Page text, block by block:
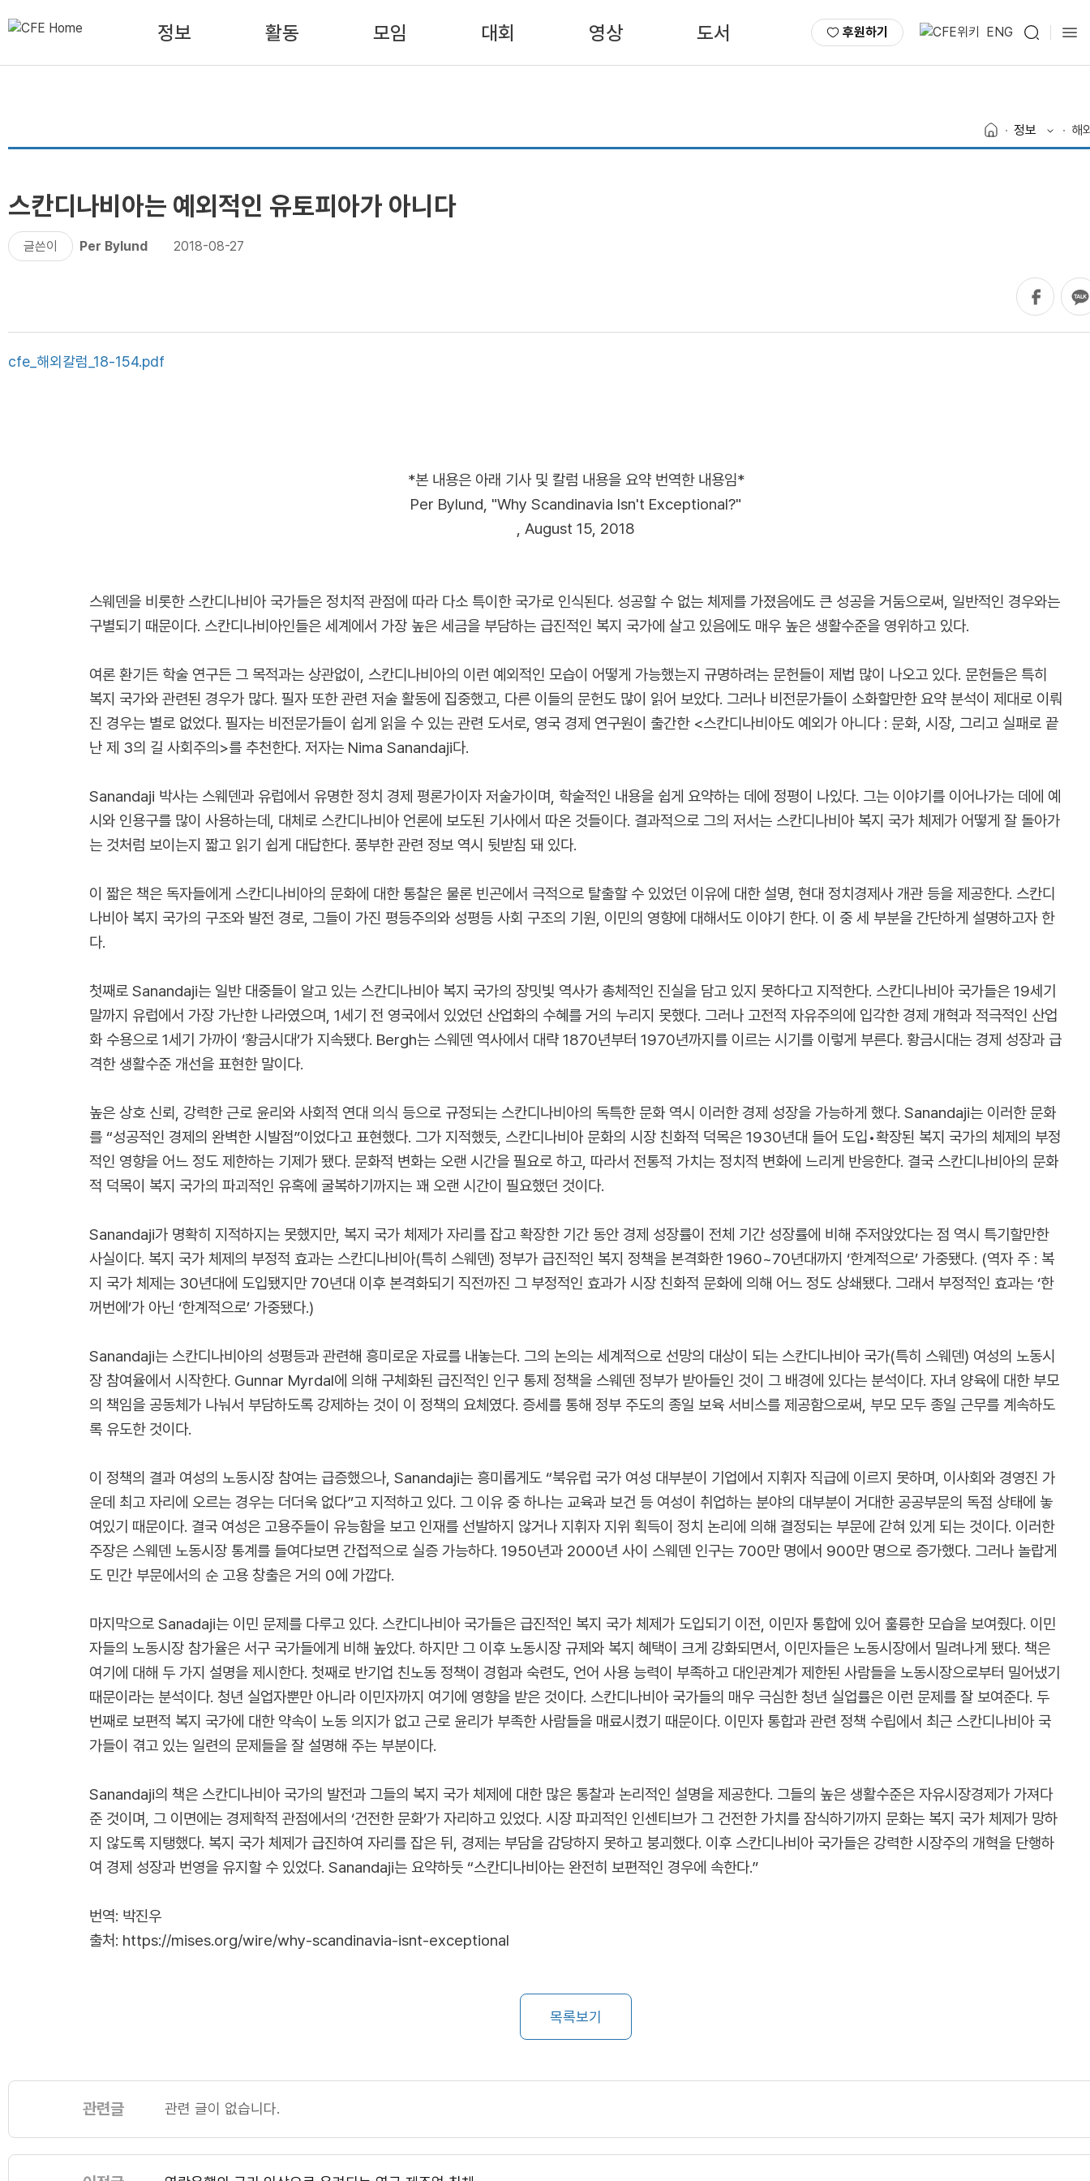
정보 활동 모임 대회 영상 도서 후원하기 ENG
정보 해
스칸디나비아는 예외적인 유토피아가 아니다
글쓴이 Per Bylund 2018-08-27
cfe_해외칼럼_18-154.pdf
*본 내용은 아래 기사 및 칼럼 내용을 요약 번역한 내용임*
Per Bylund, "Why Scandinavia Isn't Exceptional?"
, August 15, 2018
스웨덴을 비롯한 스칸디나비아 국가들은 정치적 관점에 따라 다소 특이한 국가로 인식된다. 성공할 수 없는 체제를 가졌음에도 큰 성공을 거둠으로써, 일반적인 경우와는
구별되기 때문이다. 스칸디나비아인들은 세계에서 가장 높은 세금을 부담하는 급진적인 복지 국가에 살고 있음에도 매우 높은 생활수준을 영위하고 있다.
여론 환기든 학술 연구든 그 목적과는 상관없이, 스칸디나비아의 이런 예외적인 모습이 어떻게 가능했는지 규명하려는 문헌들이 제법 많이 나오고 있다. 문헌들은 특히
복지 국가와 관련된 경우가 많다. 필자 또한 관련 저술 활동에 집중했고, 다른 이들의 문헌도 많이 읽어 보았다. 그러나 비전문가들이 소화할만한 요약 분석이 제대로 이뤄
진 경우는 별로 없었다. 필자는 비전문가들이 쉽게 읽을 수 있는 관련 도서로, 영국 경제 연구원이 출간한 <스칸디나비아도 예외가 아니다 : 문화, 시장, 그리고 실패로 끝
난 제 3의 길 사회주의>를 추천한다. 저자는 Nima Sanandaji다.
Sanandaji 박사는 스웨덴과 유럽에서 유명한 정치 경제 평론가이자 저술가이며, 학술적인 내용을 쉽게 요약하는 데에 정평이 나있다. 그는 이야기를 이어나가는 데에 예
시와 인용구를 많이 사용하는데, 대체로 스칸디나비아 언론에 보도된 기사에서 따온 것들이다. 결과적으로 그의 저서는 스칸디나비아 복지 국가 체제가 어떻게 잘 돌아가
는 것처럼 보이는지 짧고 읽기 쉽게 대답한다. 풍부한 관련 정보 역시 뒷받침 돼 있다.
이 짧은 책은 독자들에게 스칸디나비아의 문화에 대한 통찰은 물론 빈곤에서 극적으로 탈출할 수 있었던 이유에 대한 설명, 현대 정치경제사 개관 등을 제공한다. 스칸디
나비아 복지 국가의 구조와 발전 경로, 그들이 가진 평등주의와 성평등 사회 구조의 기원, 이민의 영향에 대해서도 이야기 한다. 이 중 세 부분을 간단하게 설명하고자 한
다.
첫째로 Sanandaji는 일반 대중들이 알고 있는 스칸디나비아 복지 국가의 장밋빛 역사가 총체적인 진실을 담고 있지 못하다고 지적한다. 스칸디나비아 국가들은 19세기
말까지 유럽에서 가장 가난한 나라였으며, 1세기 전 영국에서 있었던 산업화의 수혜를 거의 누리지 못했다. 그러나 고전적 자유주의에 입각한 경제 개혁과 적극적인 산업
화 수용으로 1세기 가까이 ‘황금시대’가 지속됐다. Bergh는 스웨덴 역사에서 대략 1870년부터 1970년까지를 이르는 시기를 이렇게 부른다. 황금시대는 경제 성장과 급
격한 생활수준 개선을 표현한 말이다.
높은 상호 신뢰, 강력한 근로 윤리와 사회적 연대 의식 등으로 규정되는 스칸디나비아의 독특한 문화 역시 이러한 경제 성장을 가능하게 했다. Sanandaji는 이러한 문화
를 “성공적인 경제의 완벽한 시발점”이었다고 표현했다. 그가 지적했듯, 스칸디나비아 문화의 시장 친화적 덕목은 1930년대 들어 도입•확장된 복지 국가의 체제의 부정
적인 영향을 어느 정도 제한하는 기제가 됐다. 문화적 변화는 오랜 시간을 필요로 하고, 따라서 전통적 가치는 정치적 변화에 느리게 반응한다. 결국 스칸디나비아의 문화
적 덕목이 복지 국가의 파괴적인 유혹에 굴복하기까지는 꽤 오랜 시간이 필요했던 것이다.
Sanandaji가 명확히 지적하지는 못했지만, 복지 국가 체제가 자리를 잡고 확장한 기간 동안 경제 성장률이 전체 기간 성장률에 비해 주저앉았다는 점 역시 특기할만한
사실이다. 복지 국가 체제의 부정적 효과는 스칸디나비아(특히 스웨덴) 정부가 급진적인 복지 정책을 본격화한 1960~70년대까지 ‘한계적으로’ 가중됐다. (역자 주 : 복
지 국가 체제는 30년대에 도입됐지만 70년대 이후 본격화되기 직전까진 그 부정적인 효과가 시장 친화적 문화에 의해 어느 정도 상쇄됐다. 그래서 부정적인 효과는 ‘한
꺼번에’가 아닌 ‘한계적으로’ 가중됐다.)
Sanandaji는 스칸디나비아의 성평등과 관련해 흥미로운 자료를 내놓는다. 그의 논의는 세계적으로 선망의 대상이 되는 스칸디나비아 국가(특히 스웨덴) 여성의 노동시
장 참여율에서 시작한다. Gunnar Myrdal에 의해 구체화된 급진적인 인구 통제 정책을 스웨덴 정부가 받아들인 것이 그 배경에 있다는 분석이다. 자녀 양육에 대한 부모
의 책임을 공동체가 나눠서 부담하도록 강제하는 것이 이 정책의 요체였다. 증세를 통해 정부 주도의 종일 보육 서비스를 제공함으로써, 부모 모두 종일 근무를 계속하도
록 유도한 것이다.
이 정책의 결과 여성의 노동시장 참여는 급증했으나, Sanandaji는 흥미롭게도 “북유럽 국가 여성 대부분이 기업에서 지휘자 직급에 이르지 못하며, 이사회와 경영진 가
운데 최고 자리에 오르는 경우는 더더욱 없다”고 지적하고 있다. 그 이유 중 하나는 교육과 보건 등 여성이 취업하는 분야의 대부분이 거대한 공공부문의 독점 상태에 놓
여있기 때문이다. 결국 여성은 고용주들이 유능함을 보고 인재를 선발하지 않거나 지휘자 지위 획득이 정치 논리에 의해 결정되는 부문에 갇혀 있게 되는 것이다. 이러한
주장은 스웨덴 노동시장 통계를 들여다보면 간접적으로 실증 가능하다. 1950년과 2000년 사이 스웨덴 인구는 700만 명에서 900만 명으로 증가했다. 그러나 놀랍게
도 민간 부문에서의 순 고용 창출은 거의 0에 가깝다.
마지막으로 Sanadaji는 이민 문제를 다루고 있다. 스칸디나비아 국가들은 급진적인 복지 국가 체제가 도입되기 이전, 이민자 통합에 있어 훌륭한 모습을 보여줬다. 이민
자들의 노동시장 참가율은 서구 국가들에게 비해 높았다. 하지만 그 이후 노동시장 규제와 복지 혜택이 크게 강화되면서, 이민자들은 노동시장에서 밀려나게 됐다. 책은
여기에 대해 두 가지 설명을 제시한다. 첫째로 반기업 친노동 정책이 경험과 숙련도, 언어 사용 능력이 부족하고 대인관계가 제한된 사람들을 노동시장으로부터 밀어냈기
때문이라는 분석이다. 청년 실업자뿐만 아니라 이민자까지 여기에 영향을 받은 것이다. 스칸디나비아 국가들의 매우 극심한 청년 실업률은 이런 문제를 잘 보여준다. 두
번째로 보편적 복지 국가에 대한 약속이 노동 의지가 없고 근로 윤리가 부족한 사람들을 매료시켰기 때문이다. 이민자 통합과 관련 정책 수립에서 최근 스칸디나비아 국
가들이 겪고 있는 일련의 문제들을 잘 설명해 주는 부분이다.
Sanandaji의 책은 스칸디나비아 국가의 발전과 그들의 복지 국가 체제에 대한 많은 통찰과 논리적인 설명을 제공한다. 그들의 높은 생활수준은 자유시장경제가 가져다
준 것이며, 그 이면에는 경제학적 관점에서의 ‘건전한 문화’가 자리하고 있었다. 시장 파괴적인 인센티브가 그 건전한 가치를 잠식하기까지 문화는 복지 국가 체제가 망하
지 않도록 지탱했다. 복지 국가 체제가 급진하여 자리를 잡은 뒤, 경제는 부담을 감당하지 못하고 붕괴했다. 이후 스칸디나비아 국가들은 강력한 시장주의 개혁을 단행하
여 경제 성장과 번영을 유지할 수 있었다. Sanandaji는 요약하듯 “스칸디나비아는 완전히 보편적인 경우에 속한다.”
번역: 박진우
출처: https://mises.org/wire/why-scandinavia-isnt-exceptional
목록보기
관련글 관련 글이 없습니다.